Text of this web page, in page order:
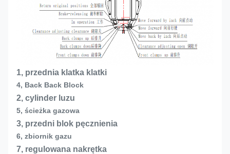
1, przednia klatka klatki
4, Back Back Block
2, cylinder luzu
5, ścieżka gazowa
3, przedni blok pęcznienia
6, zbiornik gazu
7, regulowana nakrętka